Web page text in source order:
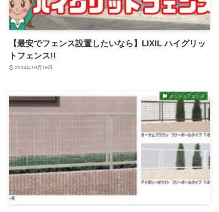
【最安でフェンス設置したいなら】LIXIL ハイグリッ
トフェンス!!
2024年10月18日
メッシュフェンス